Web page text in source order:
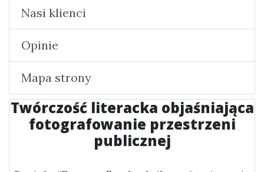
Nasi klienci
Opinie
Mapa strony
Twórczość literacka objaśniająca
fotografowanie przestrzeni
publicznej